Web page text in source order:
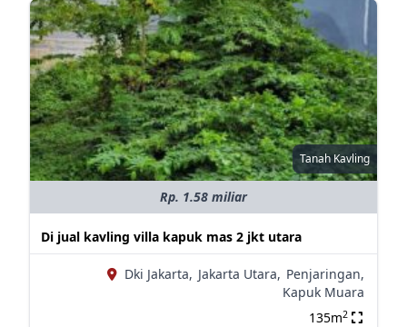
Tanah Kavling
Rp. 1.58 miliar
Di jual kavling villa kapuk mas 2 jkt utara
Dki Jakarta, Jakarta Utara, Penjaringan,
Kapuk Muara
135m2